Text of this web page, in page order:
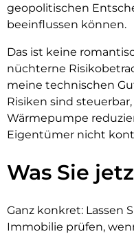
geopolitischen
beeinflussen können.
Das ist keine
nüchterne
meine technischen
Risiken sind
Wärmepumpe
Eigentümer nicht
Was Sie
Ganz konkret: Lassen
Immobilie prüfen,